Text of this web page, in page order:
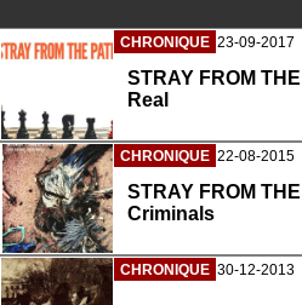
CHRONIQUE 23-09-2017
STRAY FROM
Real
CHRONIQUE 22-08-2015
STRAY FROM
Criminals
CHRONIQUE 30-12-2013